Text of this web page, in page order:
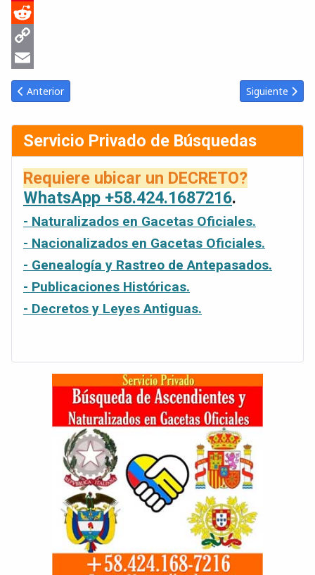
Pinterest
Reddit
Copy
Link
Email
Artículo anterior: 2026-06-16 Gaceta Oficial Venezuela #43398
Anterior Artículo
Siguiente
Servicio Privado de Búsquedas
Requiere ubicar un DECRETO?
WhatsApp +58.424.1687216.
- Naturalizados en Gacetas Oficiales.
- Nacionalizados en Gacetas Oficiales.
- Genealogía y Rastreo de Antepasados.
- Publicaciones Históricas.
- Decretos y Leyes Antiguas.